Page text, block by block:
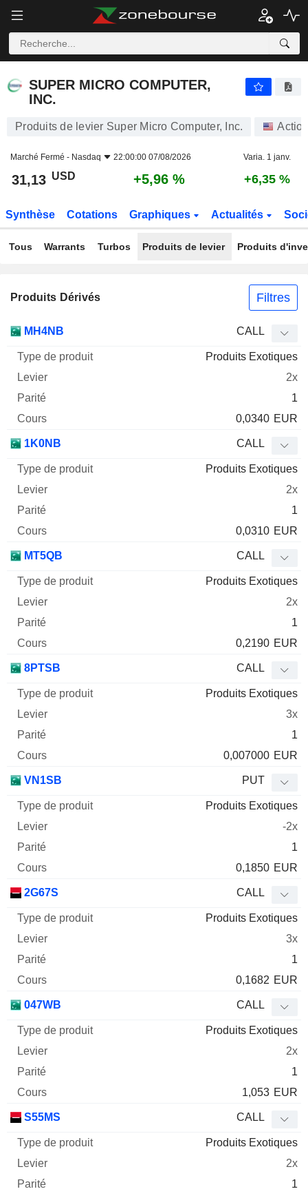
SUPER MICRO COMPUTER,
INC.
Produits de levier Super Micro Computer, Inc.
Marché Fermé - Nasdaq 22:00:00 07/08/2026 Varia. 1 janv.
31,13 USD +5,96 % +6,35 %
Synthèse Cotations Graphiques Actualités
Tous Warrants Turbos Produits de levier Produits
Produits Dérivés Filtres
Mnemo Type produit
Cours
MH4NB CALL
Produits Exotiques
2x
1
0,0340 EUR
1K0NB CALL
Produits Exotiques
2x
1
0,0310 EUR
MT5QB CALL
Produits Exotiques
2x
1
0,2190 EUR
8PTSB CALL
Produits Exotiques
3x
1
0,007000 EUR
VN1SB PUT
Produits Exotiques
-2x
1
0,1850 EUR
2G67S CALL
Produits Exotiques
3x
1
0,1682 EUR
047WB CALL
Produits Exotiques
2x
1
1,053 EUR
S55MS CALL
Produits Exotiques
2x
1